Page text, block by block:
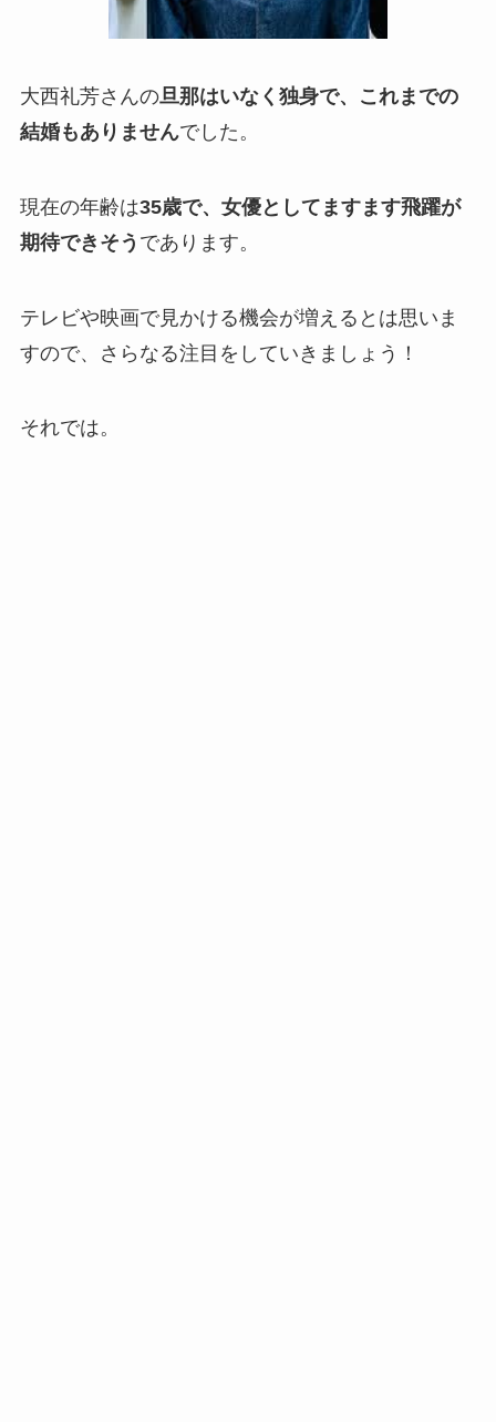
大西礼芳さんの旦那はいなく独身で、これまでの
結婚もありませんでした。
現在の年齢は35歳で、女優としてますます飛躍が
期待できそう であります。
テレビや映画で見かける機会が増えるとは思いま
すので、さらなる注目をしていきましょう！
それでは。